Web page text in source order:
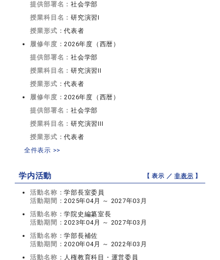
提供部署名：社会学部
授業科目名：研究演習I
授業形式：代表者
履修年度：2026年度（西暦）
提供部署名：社会学部
授業科目名：研究演習II
授業形式：代表者
履修年度：2026年度（西暦）
提供部署名：社会学部
授業科目名：研究演習III
授業形式：代表者
全件表示 >>
学内活動 【 表示 ／非表示 】
活動名称：学部長室委員
活動期間：2025年04月 ～ 2027年03月
活動名称：学院史編纂室長
活動期間：2023年04月 ～ 2027年03月
活動名称：学部長補佐
活動期間：2020年04月 ～ 2022年03月
活動名称： 人権教育科目・運営委員